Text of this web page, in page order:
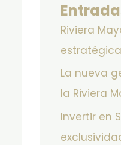
Riviera
La nueva
la Riviera
Invertir en